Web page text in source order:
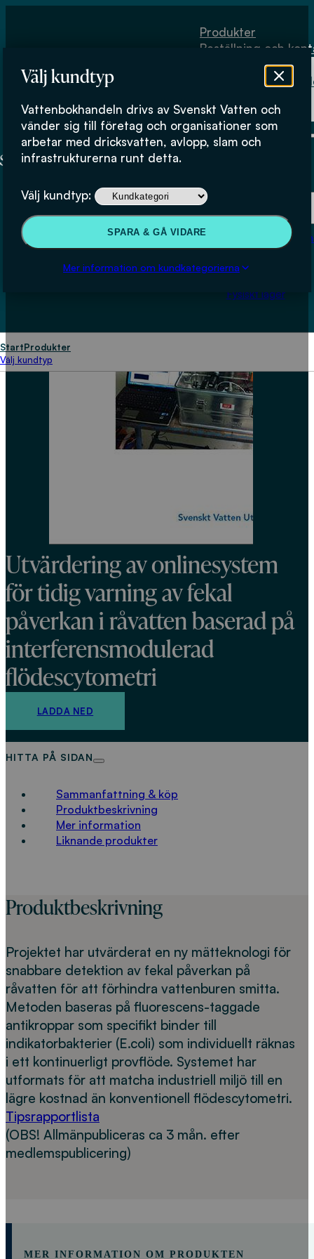
Välj kundtyp
Vattenbokhandeln drivs av Svenskt Vatten och
vänder sig till företag och organisationer som
arbetar med dricksvatten, avlopp, slam och
infrastrukturerna runt detta.
Välj kundtyp:
SPARA & GÅ VIDARE
Mer information om kundkategorierna
Produkter
Beställning och
Fysiskt lager
Beställning och kontakt
Om
Köpvillkor
Fysiskt lager
StartProdukter
Välj kundtyp
Utvärdering av onlinesystem
för tidig varning av fekal
påverkan i råvatten baserad på
interferensmodulerad
flödescytometri
LADDA NED
HITTA PÅ SIDAN
Sammanfattning & köp
Produktbeskrivning
Mer information
Liknande produkter
Produktbeskrivning
Projektet har utvärderat en ny mätteknologi för
snabbare detektion av fekal påverkan på
råvatten för att förhindra vattenburen smitta.
Metoden baseras på fluorescens-taggade
antikroppar som specifikt binder till
indikatorbakterier (E.coli) som individuellt räknas
i ett kontinuerligt provflöde. Systemet har
utformats för att matcha industriell miljö till en
lägre kostnad än konventionell flödescytometri.
Tipsrapportlista
(OBS! Allmänpubliceras ca 3 mån. efter
medlemspublicering)
MER INFORMATION OM PRODUKTEN